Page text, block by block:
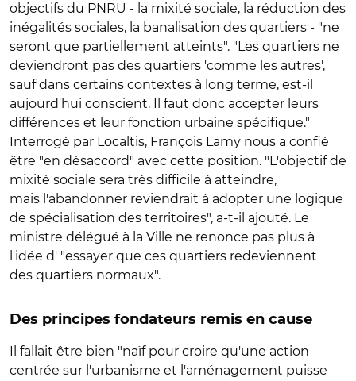
objectifs du PNRU - la mixité sociale, la réduction des
inégalités sociales, la banalisation des quartiers - "ne
seront que partiellement atteints". "Les quartiers ne
deviendront pas des quartiers 'comme les autres',
sauf dans certains contextes à long terme, est-il
aujourd'hui conscient. Il faut donc accepter leurs
différences et leur fonction urbaine spécifique."
Interrogé par Localtis, François Lamy nous a confié
être "en désaccord" avec cette position. "L'objectif de
mixité sociale sera très difficile à atteindre,
mais l'abandonner reviendrait à adopter une logique
de spécialisation des territoires", a-t-il ajouté. Le
ministre délégué à la Ville ne renonce pas plus à
l'idée d' "essayer que ces quartiers redeviennent
des quartiers normaux".
Des principes fondateurs remis en cause
Il fallait être bien "naïf pour croire qu'une action
centrée sur l'urbanisme et l'aménagement puisse